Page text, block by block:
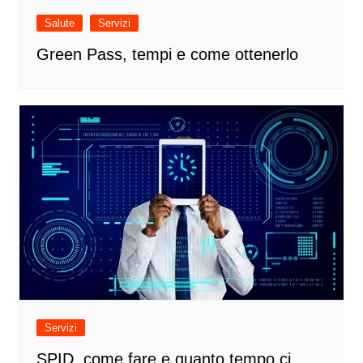
Salute Servizi
Green Pass, tempi e come ottenerlo
Servizi
SPID, come fare e quanto tempo ci